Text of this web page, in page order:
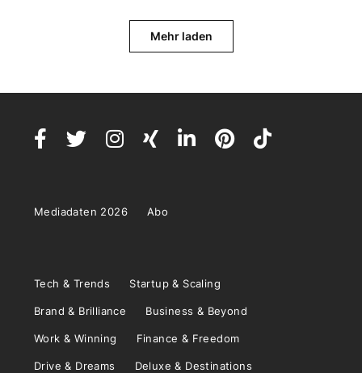
Mehr laden
Mediadaten 2026 Abo
Tech & Trends Startup & Scaling
Brand & Brilliance Business & Beyond
Work & Winning Finance & Freedom
Drive & Dreams Deluxe & Destinations